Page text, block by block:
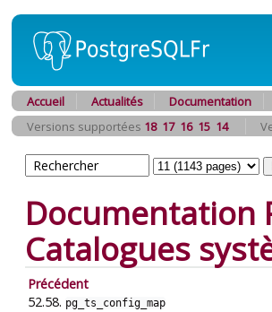
Accueil Actualités Documentation
Versions supportées 18 17 16 15 14
Documentation
Catalogues
Précédent
52.58. pg_ts_config_map